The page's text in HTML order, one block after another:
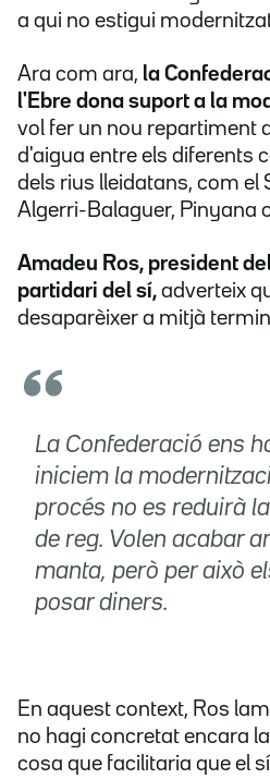
a qui no estigui
Ara com ara, la
l'Ebre dona suport a la
vol fer un nou repartiment
d'aigua entre els diferents
dels rius lleidatans, com el
Algerri-Balaguer, Pinyana
Amadeu Ros, president
partidari del sí, adverteix
desaparèixer a mitjà
La Confederació ens
iniciem la
procés no es reduirà
de reg. Volen acabar
manta, però per això
posar diners.
En aquest context, Ros
no hagi concretat encara
cosa que facilitaria que el